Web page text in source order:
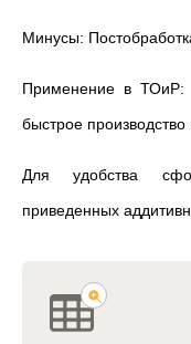
Минусы:
Применение в
быстрое производство
Для удобства
приведенных